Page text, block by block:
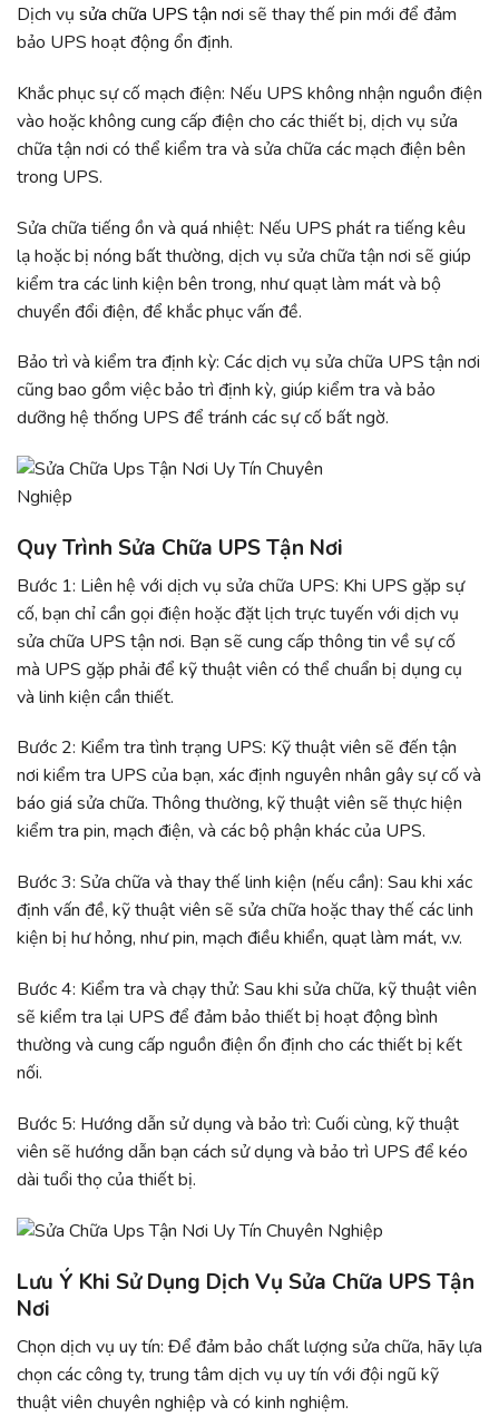
Dịch vụ sửa chữa UPS tận nơi sẽ thay thế pin mới để đảm
bảo UPS hoạt động ổn định.
Khắc phục sự cố mạch điện: Nếu UPS không nhận nguồn điện
vào hoặc không cung cấp điện cho các thiết bị, dịch vụ sửa
chữa tận nơi có thể kiểm tra và sửa chữa các mạch điện bên
trong UPS.
Sửa chữa tiếng ồn và quá nhiệt: Nếu UPS phát ra tiếng kêu
lạ hoặc bị nóng bất thường, dịch vụ sửa chữa tận nơi sẽ giúp
kiểm tra các linh kiện bên trong, như quạt làm mát và bộ
chuyển đổi điện, để khắc phục vấn đề.
Bảo trì và kiểm tra định kỳ: Các dịch vụ sửa chữa UPS tận nơi
cũng bao gồm việc bảo trì định kỳ, giúp kiểm tra và bảo
dưỡng hệ thống UPS để tránh các sự cố bất ngờ.
Quy Trình Sửa Chữa UPS Tận Nơi
Bước 1: Liên hệ với dịch vụ sửa chữa UPS: Khi UPS gặp sự
cố, bạn chỉ cần gọi điện hoặc đặt lịch trực tuyến với dịch vụ
sửa chữa UPS tận nơi. Bạn sẽ cung cấp thông tin về sự cố
mà UPS gặp phải để kỹ thuật viên có thể chuẩn bị dụng cụ
và linh kiện cần thiết.
Bước 2: Kiểm tra tình trạng UPS: Kỹ thuật viên sẽ đến tận
nơi kiểm tra UPS của bạn, xác định nguyên nhân gây sự cố và
báo giá sửa chữa. Thông thường, kỹ thuật viên sẽ thực hiện
kiểm tra pin, mạch điện, và các bộ phận khác của UPS.
Bước 3: Sửa chữa và thay thế linh kiện (nếu cần): Sau khi xác
định vấn đề, kỹ thuật viên sẽ sửa chữa hoặc thay thế các linh
kiện bị hư hỏng, như pin, mạch điều khiển, quạt làm mát, v.v.
Bước 4: Kiểm tra và chạy thử: Sau khi sửa chữa, kỹ thuật viên
sẽ kiểm tra lại UPS để đảm bảo thiết bị hoạt động bình
thường và cung cấp nguồn điện ổn định cho các thiết bị kết
nối.
Bước 5: Hướng dẫn sử dụng và bảo trì: Cuối cùng, kỹ thuật
viên sẽ hướng dẫn bạn cách sử dụng và bảo trì UPS để kéo
dài tuổi thọ của thiết bị.
Lưu Ý Khi Sử Dụng Dịch Vụ Sửa Chữa UPS Tận
Nơi
Chọn dịch vụ uy tín: Để đảm bảo chất lượng sửa chữa, hãy lựa
chọn các công ty, trung tâm dịch vụ uy tín với đội ngũ kỹ
thuật viên chuyên nghiệp và có kinh nghiệm.